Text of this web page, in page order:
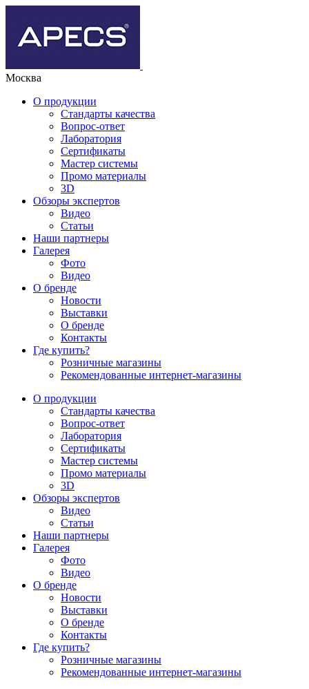
Москва
О продукции
Стандарты качества
Вопрос-ответ
Лаборатория
Сертификаты
Мастер системы
Промо материалы
3D
Обзоры экспертов
Видео
Статьи
Наши партнеры
Галерея
Фото
Видео
О бренде
Новости
Выставки
О бренде
Контакты
Где купить?
Розничные магазины
Рекомендованные интернет-магазины
О продукции
Стандарты качества
Вопрос-ответ
Лаборатория
Сертификаты
Мастер системы
Промо материалы
3D
Обзоры экспертов
Видео
Статьи
Наши партнеры
Галерея
Фото
Видео
О бренде
Новости
Выставки
О бренде
Контакты
Где купить?
Розничные магазины
Рекомендованные интернет-магазины